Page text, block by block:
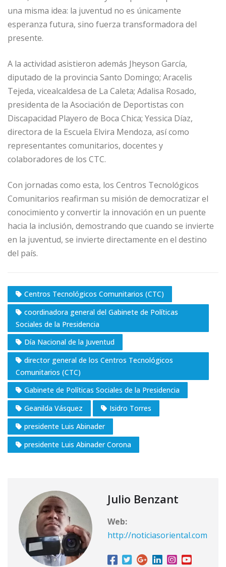
una misma idea: la juventud no es únicamente
esperanza futura, sino fuerza transformadora del
presente.
A la actividad asistieron además Jheyson García,
diputado de la provincia Santo Domingo; Aracelis
Tejeda, vicealcaldesa de La Caleta; Adalisa Rosado,
presidenta de la Asociación de Deportistas con
Discapacidad Playero de Boca Chica; Yessica Díaz,
directora de la Escuela Elvira Mendoza, así como
representantes comunitarios, docentes y
colaboradores de los CTC.
Con jornadas como esta, los Centros Tecnológicos
Comunitarios reafirman su misión de democratizar el
conocimiento y convertir la innovación en un puente
hacia la inclusión, demostrando que cuando se invierte
en la juventud, se invierte directamente en el destino
del país.
Centros Tecnológicos Comunitarios (CTC)
coordinadora general del Gabinete de Políticas
Sociales de la Presidencia
Día Nacional de la Juventud
director general de los Centros Tecnológicos
Comunitarios (CTC)
Gabinete de Políticas Sociales de la Presidencia
Geanilda Vásquez
Isidro Torres
presidente Luis Abinader
presidente Luis Abinader Corona
Julio Benzant
Web:
http://noticiasoriental.com